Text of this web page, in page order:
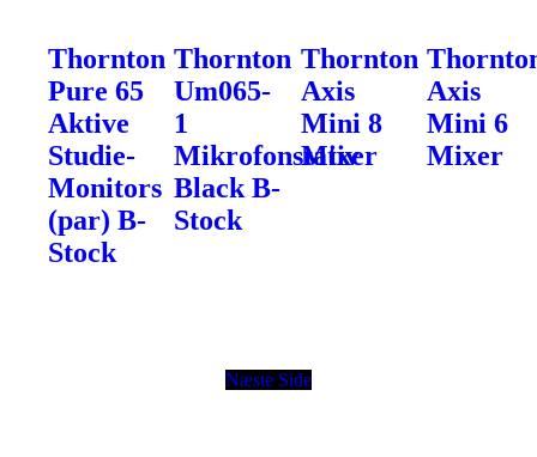
Thornton
Pure 65
Aktive
Studie-
Monitors
(par) B-
Stock
Thornton
Um065-
1
Mikrofonstativ
Black B-
Stock
Thornton
Axis
Mini 8
Mixer
Axis
Mini 6
Mixer
Næste Side